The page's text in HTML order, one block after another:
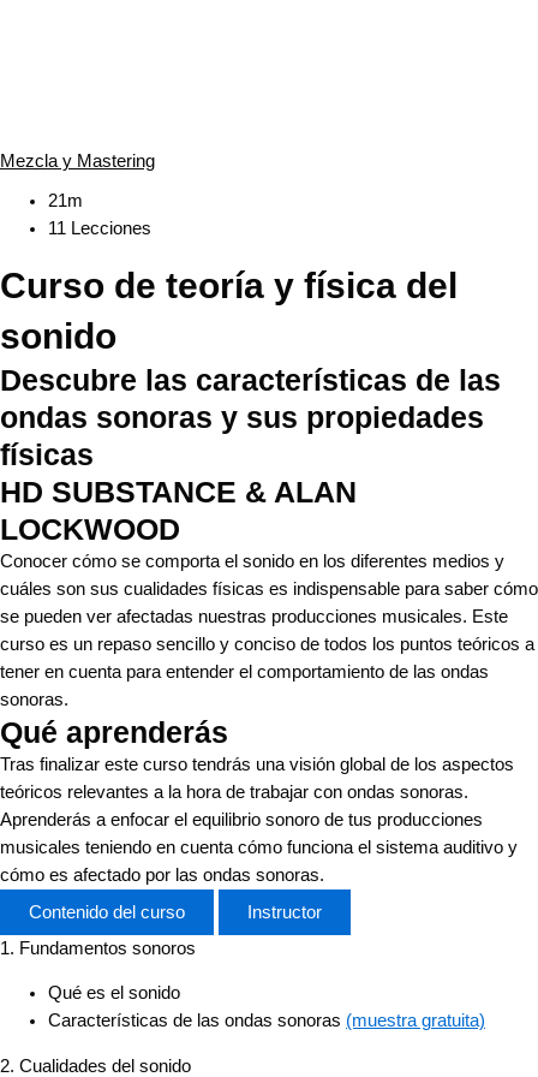
Mezcla y Mastering
21m
11 Lecciones
Curso de teoría y física del
sonido
Descubre las características de las
ondas sonoras y sus propiedades
físicas
HD SUBSTANCE & ALAN
LOCKWOOD
Conocer cómo se comporta el sonido en los diferentes medios y
cuáles son sus cualidades físicas es indispensable para saber cómo
se pueden ver afectadas nuestras producciones musicales. Este
curso es un repaso sencillo y conciso de todos los puntos teóricos a
tener en cuenta para entender el comportamiento de las ondas
sonoras.
Qué aprenderás
Tras finalizar este curso tendrás una visión global de los aspectos
teóricos relevantes a la hora de trabajar con ondas sonoras.
Aprenderás a enfocar el equilibrio sonoro de tus producciones
musicales teniendo en cuenta cómo funciona el sistema auditivo y
cómo es afectado por las ondas sonoras.
Contenido del curso
Instructor
1. Fundamentos sonoros
Qué es el sonido
Características de las ondas sonoras (muestra gratuita)
2. Cualidades del sonido